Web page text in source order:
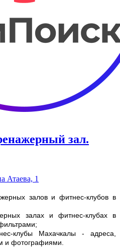
зал.
Атаева, 1
залов и фитнес-клубов в
залах и фитнес-клубах в
клубы Махачкалы - адреса,
и фотографиями.